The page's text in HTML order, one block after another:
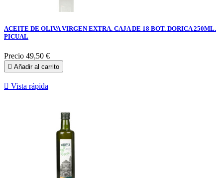
ACEITE DE OLIVA VIRGEN EXTRA. CAJA DE 18 BOT. DORICA 250ML.
PICUAL
Precio 49,50 €
 Añadir al carrito
 Vista rápida